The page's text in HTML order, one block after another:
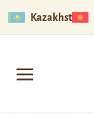
Kazakhstan